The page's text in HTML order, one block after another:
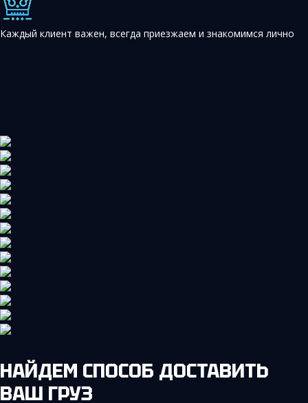
Каждый клиент важен, всегда приезжаем и знакомимся лично
НАЙДЕМ СПОСОБ ДОСТАВИТЬ
ВАШ ГРУЗ